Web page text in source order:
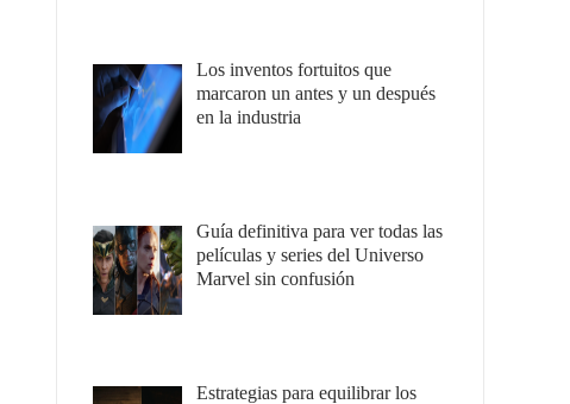
Los inventos fortuitos que
marcaron un antes y un después
en la industria
Guía definitiva para ver todas las
películas y series del Universo
Marvel sin confusión
Estrategias para equilibrar los